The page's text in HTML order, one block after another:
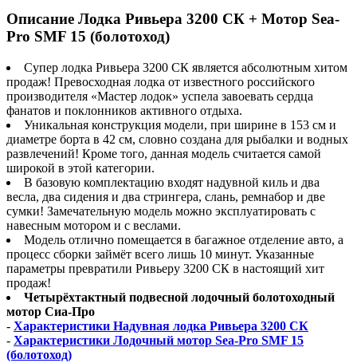
Описание Лодка Ривьера 3200 СК + Мотор Sea-
Pro SMF 15 (болотоход)
Супер лодка Ривьера 3200 СК является абсолютным хитом
продаж! Превосходная лодка от известного российского
производителя «Мастер лодок» успела завоевать сердца
фанатов и поклонников активного отдыха.
Уникальная конструкция модели, при ширине в 153 см и
диаметре борта в 42 см, словно создана для рыбалки и водных
развлечений! Кроме того, данная модель считается самой
широкой в этой категории.
В базовую комплектацию входят надувной киль и два
весла, два сидения и два стрингера, слань, ремнабор и две
сумки! Замечательную модель можно эксплуатировать с
навесным мотором и с веслами.
Модель отлично помещается в багажное отделение авто, а
процесс сборки займёт всего лишь 10 минут. Указанные
параметры превратили Ривьеру 3200 СК в настоящий хит
продаж!
Четырёхтактный подвесной лодочный болотоходный
мотор Сиа-Про
- Характеристики Надувная лодка Ривьера 3200 СК
- Характеристики Лодочный мотор Sea-Pro SMF 15
(болотоход)